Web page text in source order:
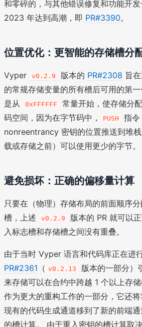
和零碎的，与其他错误修复和功能开
2023 年达到高潮，即 PR#3390。
位置优化：更智能的存储槽分
Vyper v0.2.9 版本的 PR#2308 旨
的常规存储变量的所有槽后可用的第
是从
0xFFFFFF
常量开始，使存储分
码空间，因为在字节码中，
PUSH
指令
nonreentrancy 密钥的位置推送到堆
载或存储之前）可以使用更少的字节。
避免损坏：正确的偏移量计算
只要在（物理）存储布局的前面顺序
槽，上述
v0.2.9
版本的 PR 就可以
入标志槽和存储槽之间没有重叠。
由于当时 Vyper 语言和代码库正在进
PR#2361 （ v0.2.13
版本的一部分）
来存储可以在合约中跨越 1 个以上存
作为更大的重构工作的一部分，它还
现有的代码生成通道移到了新的前端
的槽计算。 由于重入密钥的槽计算取